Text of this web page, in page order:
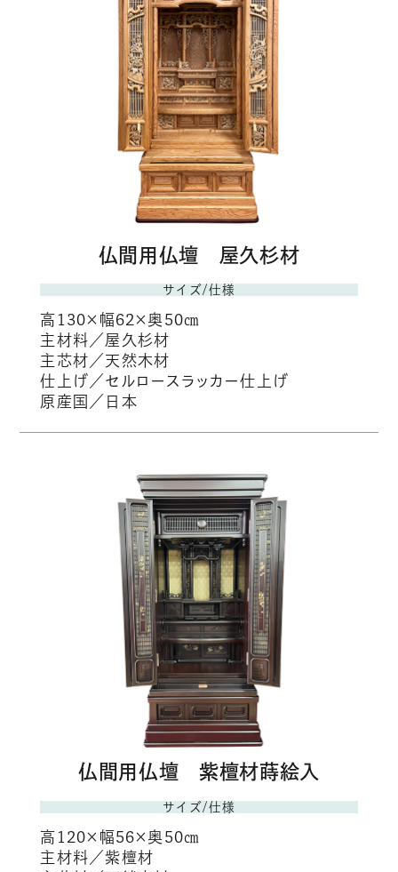
仏間用仏壇 屋久杉材
サイズ/仕様
高130×幅62×奥50㎝
主材料／屋久杉材
主芯材／天然木材
仕上げ／セルロースラッカー仕上げ
原産国／日本
仏間用仏壇 紫檀材蒔絵入
サイズ/仕様
高120×幅56×奥50㎝
主材料／紫檀材